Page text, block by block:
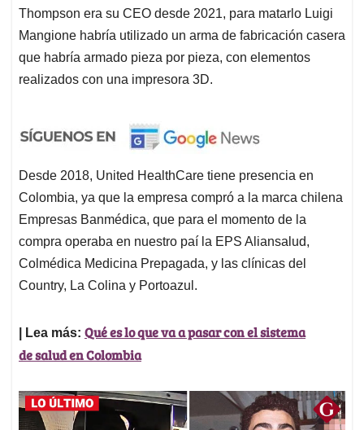
Thompson era su CEO desde 2021, para matarlo Luigi
Mangione habría utilizado un arma de fabricación casera
que habría armado pieza por pieza, con elementos
realizados con una impresora 3D.
Desde 2018, United HealthCare tiene presencia en
Colombia, ya que la empresa compró a la marca chilena
Empresas Banmédica, que para el momento de la
compra operaba en nuestro paí la EPS Aliansalud,
Colmédica Medicina Prepagada, y las clínicas del
Country, La Colina y Portoazul.
| Lea más: Qué es lo que va a pasar con el sistema
de salud en Colombia